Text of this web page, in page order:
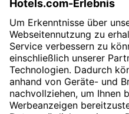
SVP Communications & PR
E-Mail:presse@revo-h.com